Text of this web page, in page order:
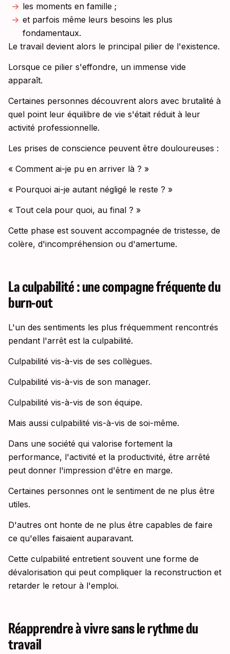
les moments en famille ;
et parfois même leurs besoins les plus
fondamentaux.
Le travail devient alors le principal pilier de l'existence.
Lorsque ce pilier s'effondre, un immense vide
apparaît.
Certaines personnes découvrent alors avec brutalité à
quel point leur équilibre de vie s'était réduit à leur
activité professionnelle.
Les prises de conscience peuvent être douloureuses :
« Comment ai-je pu en arriver là ? »
« Pourquoi ai-je autant négligé le reste ? »
« Tout cela pour quoi, au final ? »
Cette phase est souvent accompagnée de tristesse, de
colère, d'incompréhension ou d'amertume.
La culpabilité : une compagne fréquente du
burn-out
L'un des sentiments les plus fréquemment rencontrés
pendant l'arrêt est la culpabilité.
Culpabilité vis-à-vis de ses collègues.
Culpabilité vis-à-vis de son manager.
Culpabilité vis-à-vis de son équipe.
Mais aussi culpabilité vis-à-vis de soi-même.
Dans une société qui valorise fortement la
performance, l'activité et la productivité, être arrêté
peut donner l'impression d'être en marge.
Certaines personnes ont le sentiment de ne plus être
utiles.
D'autres ont honte de ne plus être capables de faire
ce qu'elles faisaient auparavant.
Cette culpabilité entretient souvent une forme de
dévalorisation qui peut compliquer la reconstruction et
retarder le retour à l'emploi.
Réapprendre à vivre sans le rythme du
travail